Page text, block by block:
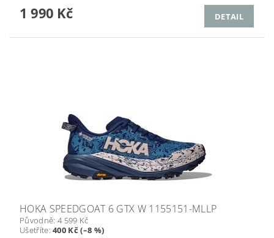
1 990 Kč DETAIL
HOKA SPEEDGOAT 6 GTX W 1155151-MLLP
Původně: 4 599 Kč
Ušetříte:400 Kč (–8 %)